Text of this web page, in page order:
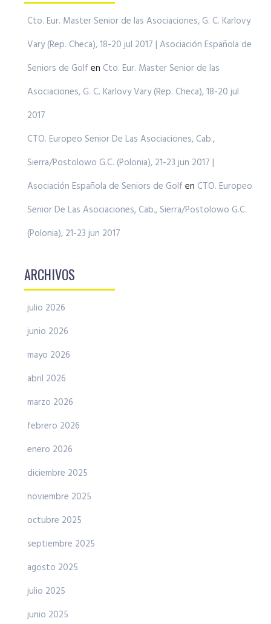
Cto. Eur. Master Senior de las Asociaciones, G. C. Karlovy
Vary (Rep. Checa), 18-20 jul 2017 | Asociación Española de
Seniors de Golf en Cto. Eur. Master Senior de las
Asociaciones, G. C. Karlovy Vary (Rep. Checa), 18-20 jul
2017
CTO. Europeo Senior De Las Asociaciones, Cab.,
Sierra/Postolowo G.C. (Polonia), 21-23 jun 2017 |
Asociación Española de Seniors de Golf en CTO. Europeo
Senior De Las Asociaciones, Cab., Sierra/Postolowo G.C.
(Polonia), 21-23 jun 2017
ARCHIVOS
julio 2026
junio 2026
mayo 2026
abril 2026
marzo 2026
febrero 2026
enero 2026
diciembre 2025
noviembre 2025
octubre 2025
septiembre 2025
agosto 2025
julio 2025
junio 2025